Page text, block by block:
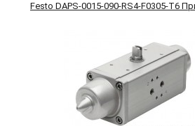
Festo DAPS-0015-090-RS4-F0305-T6